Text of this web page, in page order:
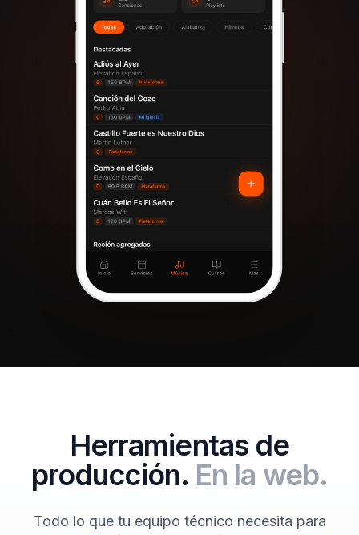
Herramientas de
producción. En la web.
Todo lo que tu equipo técnico necesita para